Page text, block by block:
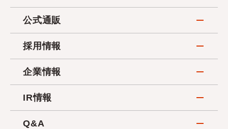
公式通販
採用情報
企業情報
IR情報
Q&A